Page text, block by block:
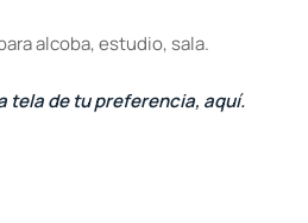
alcoba, estudio, sala.
tela de tu preferencia, aquí.